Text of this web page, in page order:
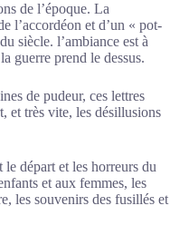
de l’époque. La
l’accordéon et d’un « pot-
siècle. l’ambiance est à
guerre prend le dessus.
de pudeur, ces lettres
et très vite, les désillusions
le départ et les horreurs du
et aux femmes, les
les souvenirs des fusillés et